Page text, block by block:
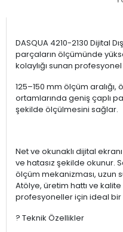
DASQUA 4210-2130 Dijital
parçaların ölçümünde
kolaylığı sunan
125–150 mm ölçüm
ortamlarında geniş çaplı
şekilde ölçülmesini sağlar.
Net ve okunaklı dijital
ve hatasız şekilde okunur.
ölçüm mekanizması, uzun
Atölye, üretim hattı ve
profesyoneller için ideal
? Teknik Özellikler